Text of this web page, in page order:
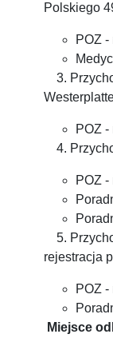
Polskiego
POZ -
3.
POZ -
4.
POZ -
5.
rejestracja
POZ -
Miejsce